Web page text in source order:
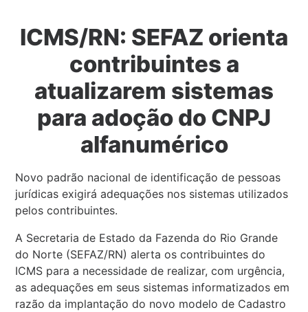
ICMS/RN: SEFAZ orienta
contribuintes a
atualizarem sistemas
para adoção do CNPJ
alfanumérico
Novo padrão nacional de identificação de pessoas
jurídicas exigirá adequações nos sistemas utilizados
pelos contribuintes.
A Secretaria de Estado da Fazenda do Rio Grande
do Norte (SEFAZ/RN) alerta os contribuintes do
ICMS para a necessidade de realizar, com urgência,
as adequações em seus sistemas informatizados em
razão da implantação do novo modelo de Cadastro